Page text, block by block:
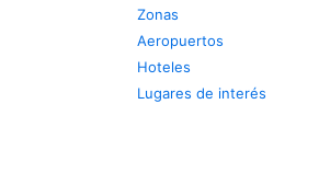
Zonas
Aeropuertos
Hoteles
Lugares de interés